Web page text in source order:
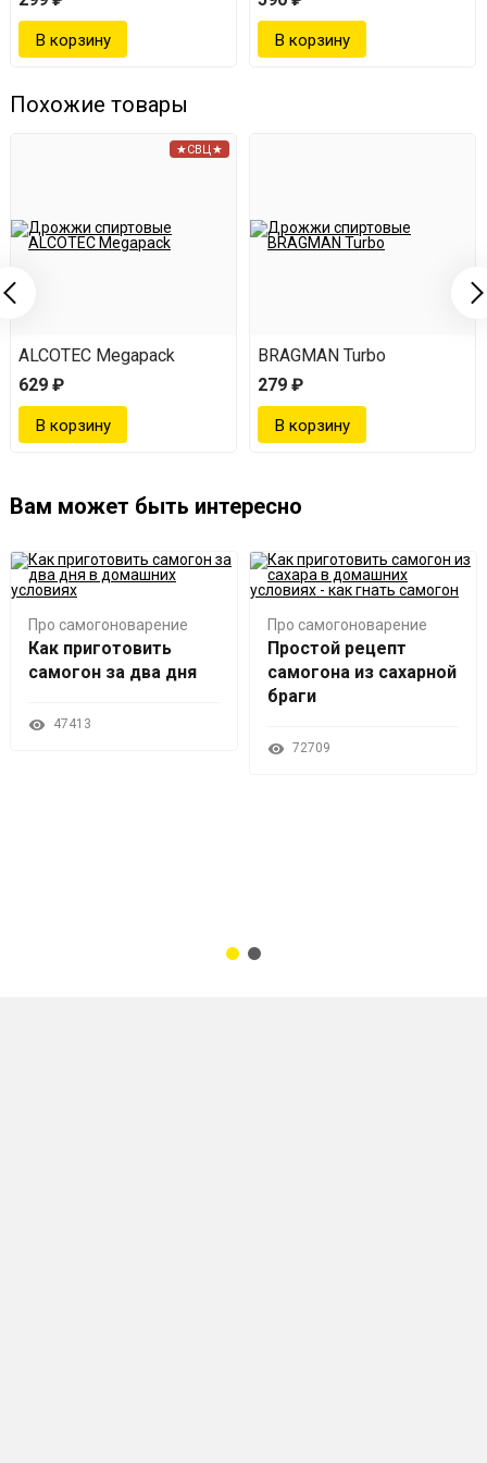
Похожие товары
★СВЦ★
ALCOTEC Megapack
629 ₽
BRAGMAN Turbo
279 ₽
Вам может быть интересно
Про самогоноварение
Как приготовить
самогон за два дня
47413
Про самогоноварение
Простой рецепт
самогона из сахарной
браги
72709